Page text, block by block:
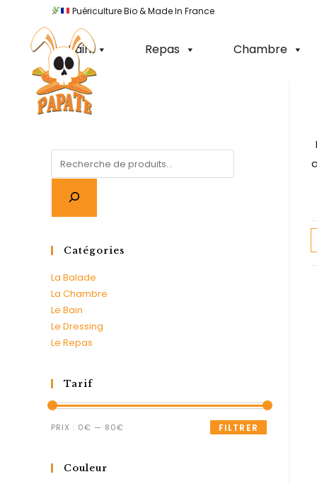
Puériculture Bio & Made In France
Bain Repas Chambre
Catégories
La Balade
La Chambre
Le Bain
Le Dressing
Le Repas
Tarif
FILTRER
PRIX : 0€ — 80€
Couleur